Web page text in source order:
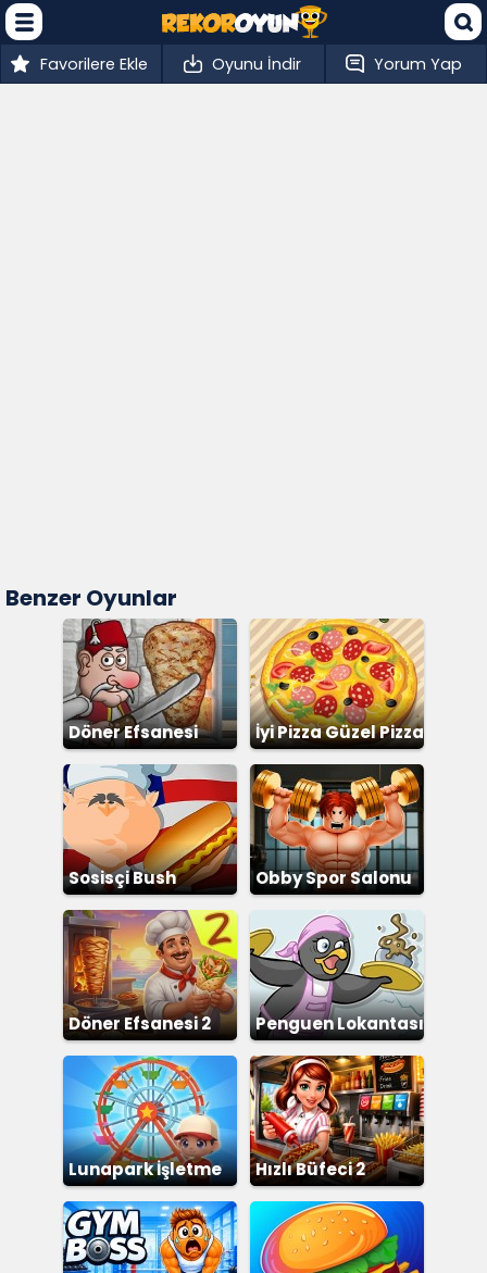
Favorilere Ekle Oyunu İndir Yorum Yap
Benzer Oyunlar
Döner Efsanesi İyi Pizza Güzel Pizza
Sosisçi Bush Obby Spor Salonu
Döner Efsanesi 2 Penguen Lokantası
Lunapark İşletme Hızlı Büfeci 2